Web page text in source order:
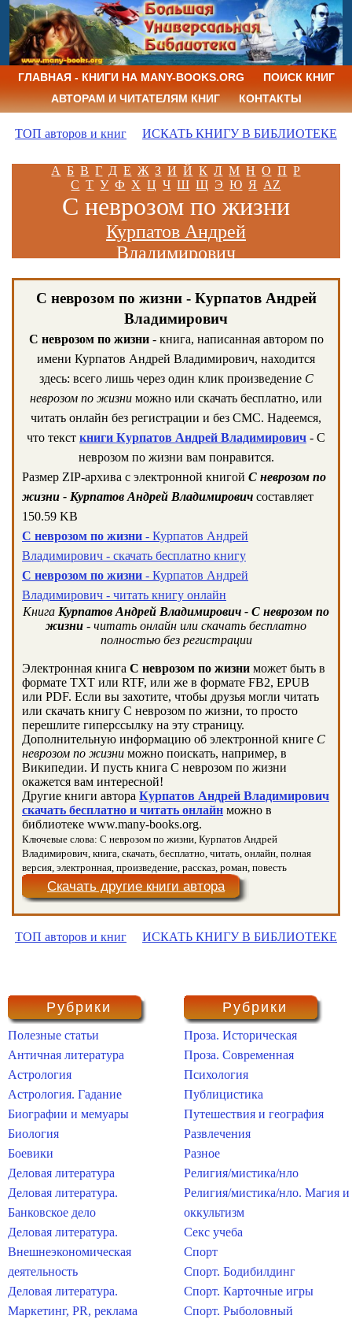
ГЛАВНАЯ - КНИГИ НА MANY-BOOKS.ORG
ПОИСК КНИГ
АВТОРАМ И ЧИТАТЕЛЯМ КНИГ
КОНТАКТЫ
ТОП авторов и книг ИСКАТЬ КНИГУ В БИБЛИОТЕКЕ
А Б В Г Д Е Ж З И Й К Л М Н О П Р
С Т У Ф Х Ц Ч Ш Щ Э Ю Я AZ
С неврозом по жизни
Курпатов Андрей
Владимирович
С неврозом по жизни - Курпатов Андрей
Владимирович
С неврозом по жизни- книга, написанная автором по
имени Курпатов Андрей Владимирович, находится
здесь: всего лишь через один клик произведение С
неврозом по жизни можно или скачать бесплатно, или
читать онлайн без регистрации и без СМС. Надеемся,
что текст книги Курпатов Андрей Владимирович - С
неврозом по жизни вам понравится.
Размер ZIP-архива c электронной книгой С неврозом по
жизни - Курпатов Андрей Владимирович составляет
150.59 KB
С неврозом по жизни - Курпатов Андрей
Владимирович - скачать бесплатно книгу
С неврозом по жизни - Курпатов Андрей
Владимирович - читать книгу онлайн
Книга Курпатов Андрей Владимирович - С неврозом по
жизни - читать онлайн или скачать бесплатно
полностью без регистрации
Электронная книга С неврозом по жизни может быть в
формате TXT или RTF, или же в формате FB2, EPUB
или PDF. Если вы захотите, чтобы друзья могли читать
или скачать книгу С неврозом по жизни, то просто
перешлите гиперссылку на эту страницу.
Дополнительную информацию об электронной книге С
неврозом по жизни можно поискать, например, в
Википедии. И пусть книга С неврозом по жизни
окажется вам интересной!
Другие книги автора Курпатов Андрей Владимирович
скачать бесплатно и читать онлайн можно в
библиотеке www.many-books.org.
Ключевые слова: С неврозом по жизни, Курпатов Андрей
Владимирович, книга, скачать, бесплатно, читать, онлайн, полная
версия, электронная, произведение, рассказ, роман, повесть
Скачать другие книги автора
ТОП авторов и книг ИСКАТЬ КНИГУ В БИБЛИОТЕКЕ
Рубрики
Полезные статьи
Античная литература
Астрология
Астрология. Гадание
Биографии и мемуары
Биология
Боевики
Деловая литература
Деловая литература.
Банковское дело
Деловая литература.
Внешнеэкономическая
деятельность
Деловая литература.
Маркетинг, PR, реклама
Рубрики
Проза. Историческая
Проза. Современная
Психология
Публицистика
Путешествия и география
Развлечения
Разное
Религия/мистика/нло
Религия/мистика/нло. Магия и
оккультизм
Секс учеба
Спорт
Спорт. Бодибилдинг
Спорт. Карточные игры
Спорт. Рыболовный